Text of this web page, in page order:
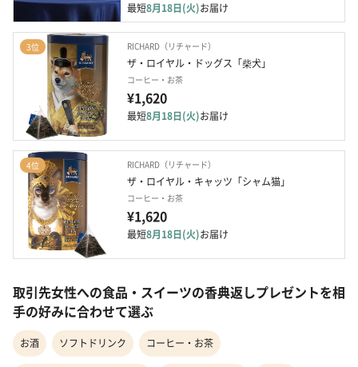
最短8月18日(火)お届け
3位 RICHARD（リチャード）
ザ・ロイヤル・ドッグス「柴犬」
コーヒー・お茶
¥1,620
最短8月18日(火)お届け
4位 RICHARD（リチャード）
ザ・ロイヤル・キャッツ「シャム猫」
コーヒー・お茶
¥1,620
最短8月18日(火)お届け
取引先女性への食品・スイーツの香典返しプレゼントを相
手の好みに合わせて選ぶ
お酒 ソフトドリンク コーヒー・お茶